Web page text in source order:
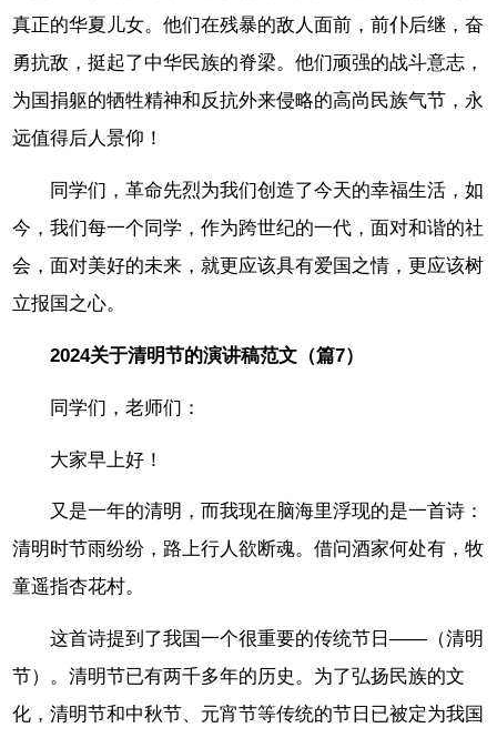
真正的华夏儿女。他们在残暴的敌人面前，前仆后继，奋
勇抗敌，挺起了中华民族的脊梁。他们顽强的战斗意志，
为国捐躯的牺牲精神和反抗外来侵略的高尚民族气节，永
远值得后人景仰！
同学们，革命先烈为我们创造了今天的幸福生活，如
今，我们每一个同学，作为跨世纪的一代，面对和谐的社
会，面对美好的未来，就更应该具有爱国之情，更应该树
立报国之心。
2024关于清明节的演讲稿范文（篇7）
同学们，老师们：
大家早上好！
又是一年的清明，而我现在脑海里浮现的是一首诗：
清明时节雨纷纷，路上行人欲断魂。借问酒家何处有，牧
童遥指杏花村。
这首诗提到了我国一个很重要的传统节日——（清明
节）。清明节已有两千多年的历史。为了弘扬民族的文
化，清明节和中秋节、元宵节等传统的节日已被定为我国